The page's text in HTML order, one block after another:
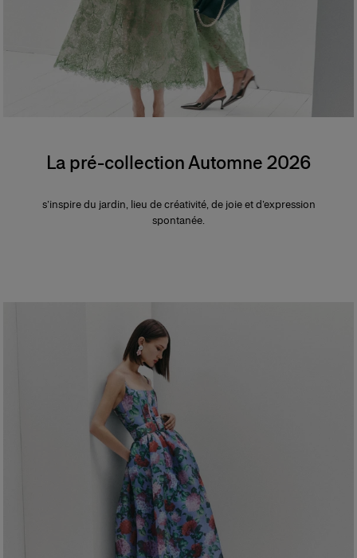
La pré-collection Automne 2026
s’inspire du jardin, lieu de créativité, de joie et d’expression
spontanée.